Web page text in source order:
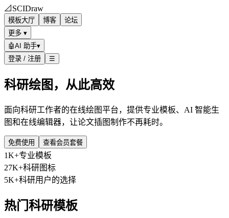
📐 SCIDraw
模板大厅 博客
论坛
更多 ▾
🤖AI 助手▾
登录 / 注册
☰
科研绘图，从此高效
面向科研工作者的在线绘图平台，提供专业模板、AI 智能生
图和在线编辑器，让论文插图制作不再耗时。
免费使用 查看会员套餐
1K+专业模板
27K+科研图标
5K+科研用户的选择
热门科研模板